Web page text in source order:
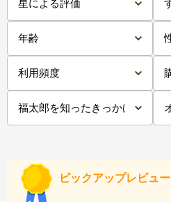
ピックアップレビュー